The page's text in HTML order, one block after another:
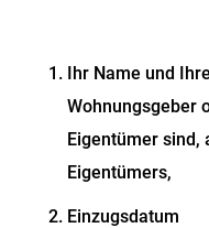
Ihr Name und
Wohnungsgeber
Eigentümer sind,
Eigentümers,
Einzugsdatum